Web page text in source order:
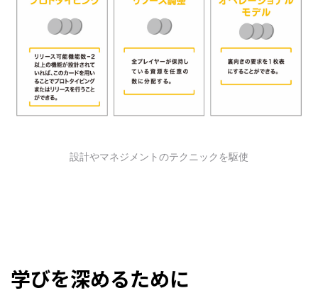
設計やマネジメントのテクニックを駆使
学びを深めるために